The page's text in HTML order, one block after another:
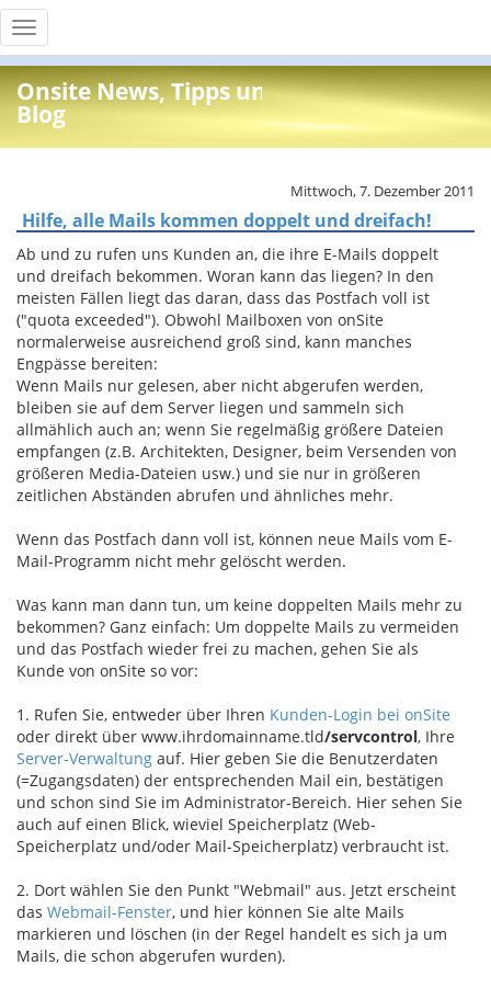
Toggle
navigation
Onsite News, Tipps und Info
Blog
Mittwoch, 7. Dezember 2011
Hilfe, alle Mails kommen doppelt und dreifach!
Ab und zu rufen uns Kunden an, die ihre E-Mails doppelt
und dreifach bekommen. Woran kann das liegen? In den
meisten Fällen liegt das daran, dass das Postfach voll ist
("quota exceeded"). Obwohl Mailboxen von onSite
normalerweise ausreichend groß sind, kann manches
Engpässe bereiten:
Wenn Mails nur gelesen, aber nicht abgerufen werden,
bleiben sie auf dem Server liegen und sammeln sich
allmählich auch an; wenn Sie regelmäßig größere Dateien
empfangen (z.B. Architekten, Designer, beim Versenden von
größeren Media-Dateien usw.) und sie nur in größeren
zeitlichen Abständen abrufen und ähnliches mehr.
Wenn das Postfach dann voll ist, können neue Mails vom E-
Mail-Programm nicht mehr gelöscht werden.
Was kann man dann tun, um keine doppelten Mails mehr zu
bekommen? Ganz einfach: Um doppelte Mails zu vermeiden
und das Postfach wieder frei zu machen, gehen Sie als
Kunde von onSite so vor:
1. Rufen Sie, entweder über Ihren Kunden-Login bei onSite
oder direkt über www.ihrdomainname.tld/servcontrol, Ihre
Server-Verwaltung auf. Hier geben Sie die Benutzerdaten
(=Zugangsdaten) der entsprechenden Mail ein, bestätigen
und schon sind Sie im Administrator-Bereich. Hier sehen Sie
auch auf einen Blick, wieviel Speicherplatz (Web-
Speicherplatz und/oder Mail-Speicherplatz) verbraucht ist.
2. Dort wählen Sie den Punkt "Webmail" aus. Jetzt erscheint
das Webmail-Fenster, und hier können Sie alte Mails
markieren und löschen (in der Regel handelt es sich ja um
Mails, die schon abgerufen wurden).